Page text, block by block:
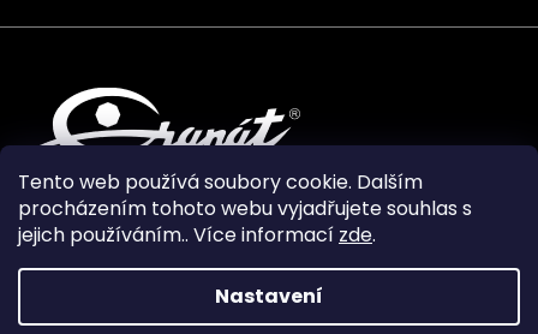
Tento web používá soubory cookie. Dalším
procházením tohoto webu vyjadřujete souhlas s
jejich používáním.. Více informací zde.
Nastavení